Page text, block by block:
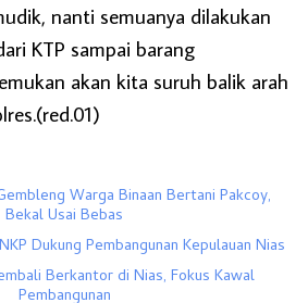
nanti semuanya dilakukan
KTP sampai barang
akan kita suruh balik arah
Warga Binaan Bertani Pakcoy,
Bekal Usai Bebas
Dukung Pembangunan Kepulauan Nias
Berkantor di Nias, Fokus Kawal
Pembangunan